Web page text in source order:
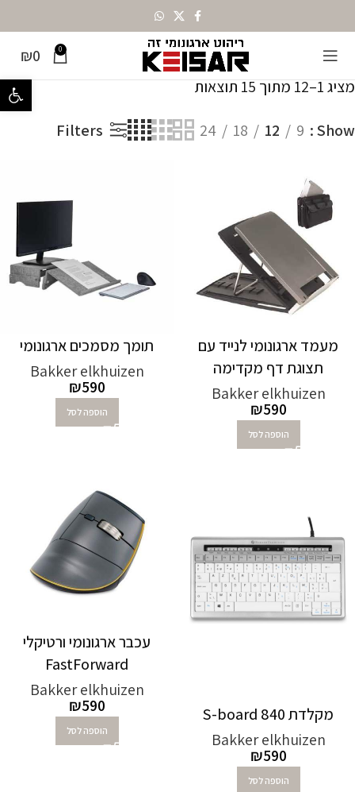
פתח
0
₪0 עמוד הבית מותגים Bakker elkhuizen
מציג 1–12 מתוך 15 תוצאות
Show
9
12
18
24
Filters
מעמד ארגונומי לנייד עם
תצוגת דף מקדימה
Bakker elkhuizen
₪590
הוספה לסל
תומך מסמכים ארגונומי
Bakker elkhuizen
₪590
הוספה לסל
מקלדת S-board 840
Bakker elkhuizen
₪590
הוספה לסל
עכבר ארגונומי ורטיקלי
FastForward
Bakker elkhuizen
₪590
הוספה לסל